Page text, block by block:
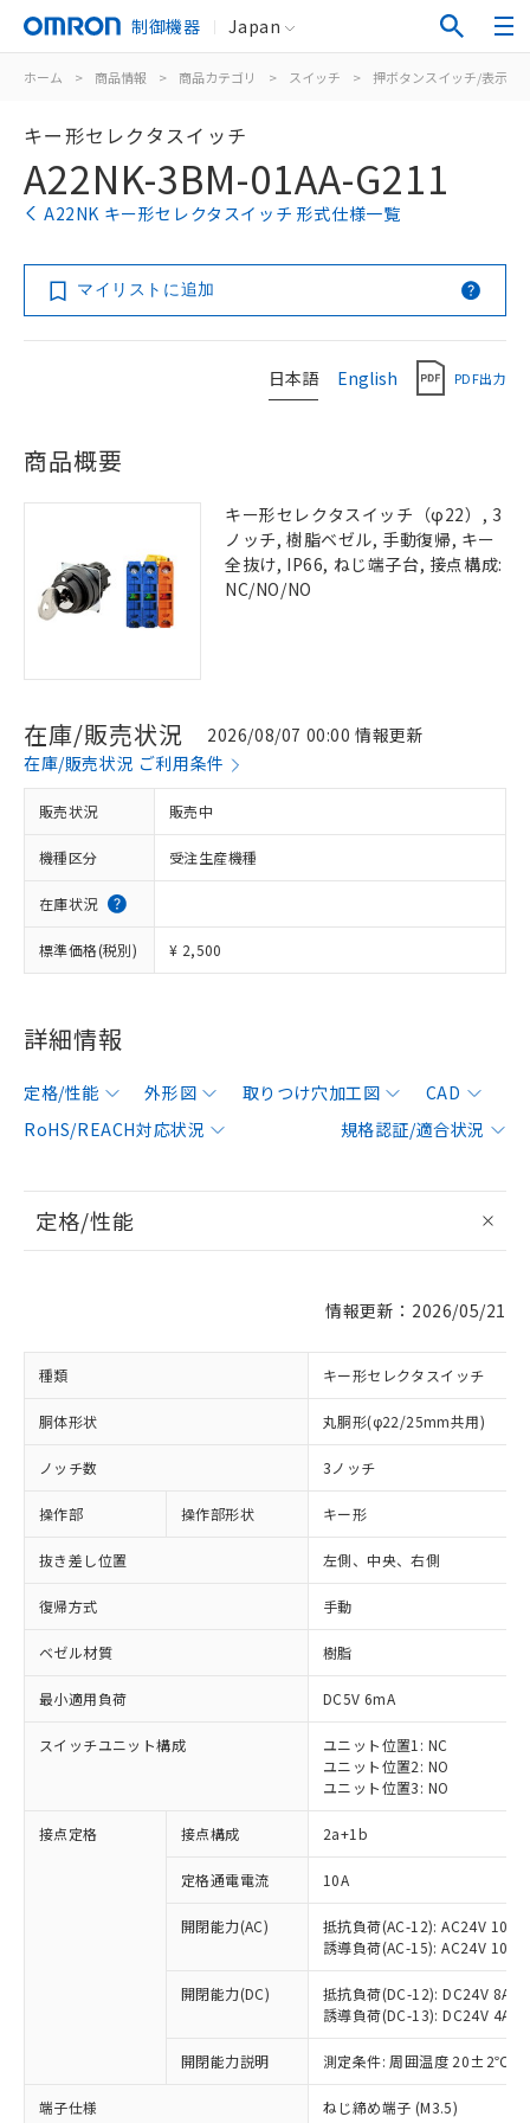
制御機器 Japan
ホーム > 商品情報 > 商品カテゴリ > スイッチ > 押ボタンスイッチ/表示灯
キー形セレクタスイッチ
A22NK-3BM-01AA-G211
A22NK キー形セレクタスイッチ 形式仕様一覧
マイリストに追加
日本語 English PDF出力
商品概要
キー形セレクタスイッチ（φ22）, 3
ノッチ, 樹脂ベゼル, 手動復帰, キー
全抜け, IP66, ねじ端子台, 接点構成:
NC/NO/NO
在庫/販売状況
2026/08/07 00:00 情報更新
在庫/販売状況 ご利用条件
販売状況 販売中
機種区分 受注生産機種
在庫状況
標準価格(税別) ¥ 2,500
詳細情報
定格/性能 外形図 取りつけ穴加工図
CAD
RoHS/REACH対応状況
規格認証/適合状況
定格/性能
情報更新：2026/05/21
種類 キー形セレクタスイッチ
胴体形状 丸胴形(φ22/25mm共用)
ノッチ数 3ノッチ
操作部 操作部形状 キー形
抜き差し位置 左側、中央、右側
復帰方式 手動
ベゼル材質 樹脂
最小適用負荷 DC5V 6mA
スイッチユニット構成
ユニット位置1: NC
ユニット位置2: NO
ユニット位置3: NO
接点定格 接点構成 2a+1b
定格通電電流 10A
開閉能力(AC)
抵抗負荷(AC-12): AC24V 10A/
誘導負荷(AC-15): AC24V
開閉能力(DC)
抵抗負荷(DC-12): DC24V 8A/
誘導負荷(DC-13): DC24V 4A/
開閉能力説明 測定条件: 周囲温度 20±2℃、
端子仕様 ねじ締め端子 (M3.5)
ご利用条件
対応済み：EU RoHS指令（10物質）の
非含有に対応した製品が提供可能な商品で
対応予定：EU RoHS指令（10物質）の非含
有に対応した製品に切り替える予定のある
対応予定なし：EU RoHS指令（10物質）の